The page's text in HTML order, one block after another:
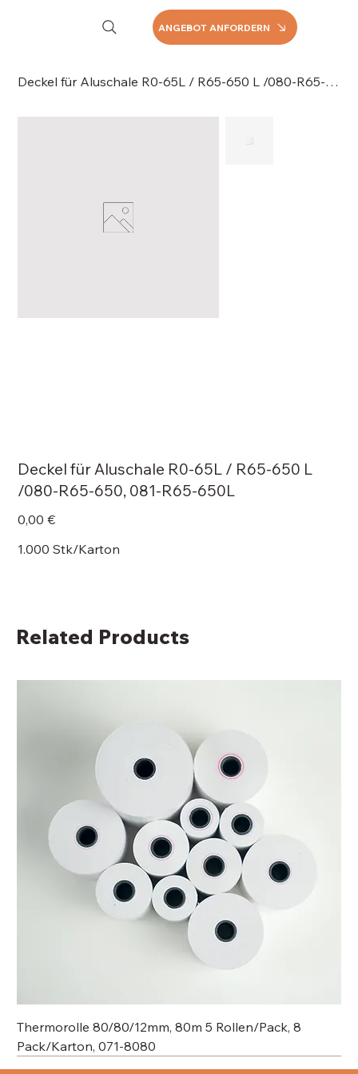
ANGEBOT ANFORDERN
Deckel für Aluschale R0-65L / R65-650 L /080-R65-650, 081-R65-650L
Deckel für Aluschale R0-65L / R65-650 L
/080-R65-650, 081-R65-650L
Price
0,00 €
1.000 Stk/Karton
Related Products
Thermorolle 80/80/12mm, 80m 5 Rollen/Pack, 8
Pack/Karton, 071-8080